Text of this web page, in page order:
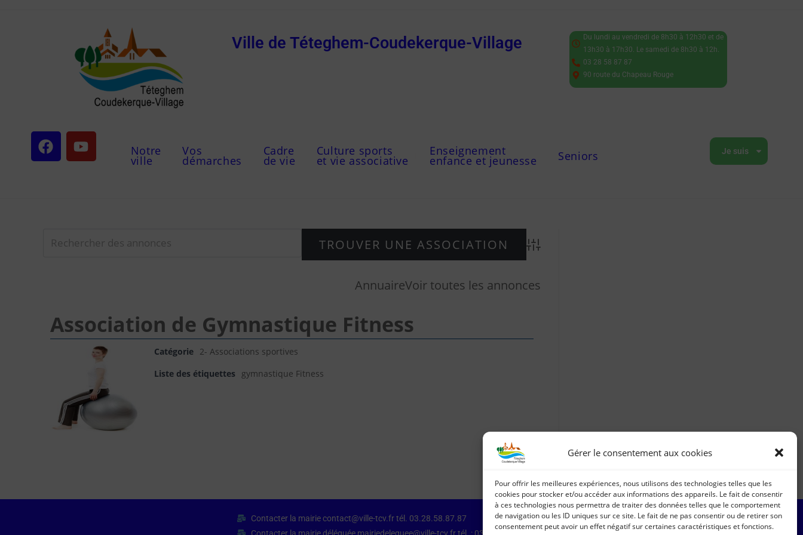
Gérer le consentement aux cookies
Pour offrir les meilleures expériences, nous utilisons des technologies telles que les
cookies pour stocker et/ou accéder aux informations des appareils. Le fait de consentir
à ces technologies nous permettra de traiter des données telles que le comportement
de navigation ou les ID uniques sur ce site. Le fait de ne pas consentir ou de retirer son
consentement peut avoir un effet négatif sur certaines caractéristiques et fonctions.
Ville de Téteghem-Coudekerque-Village
Du lundi au vendredi de 8h30 à 12h30 et de
13h30 à 17h30. Le samedi de 8h30 à 12h.
03 28 58 87 87
90 route du Chapeau Rouge
Notre
ville
Vos
démarches
Cadre
de vie
Culture sports
et vie associative
Enseignement
enfance et jeunesse Seniors Je suis
Advanced Search
AnnuaireVoir toutes les annonces
Association de Gymnastique Fitness
Catégorie 2- Associations sportives
Liste des étiquettes
gymnastique Fitness
Contacter la mairie contact@ville-tcv.fr tél. 03.28.58.87.87